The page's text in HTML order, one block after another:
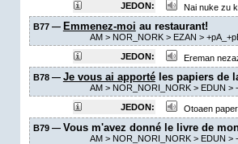
JEDON:
Nai nuke zu
B77 — Emmenez-moi au restaurant!
AM> NOR_NORK > EZAN >
JEDON:
Ereman
B78 — Je vous ai apportéles papiers de
AM> NOR_NORI_NORK > EDUN >
JEDON:
Otoaen
B79 — Vous m'avez donné le livre de
AM> NOR_NORI_NORK > EDUN >